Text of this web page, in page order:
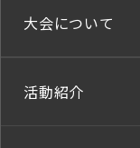
大会について
活動紹介